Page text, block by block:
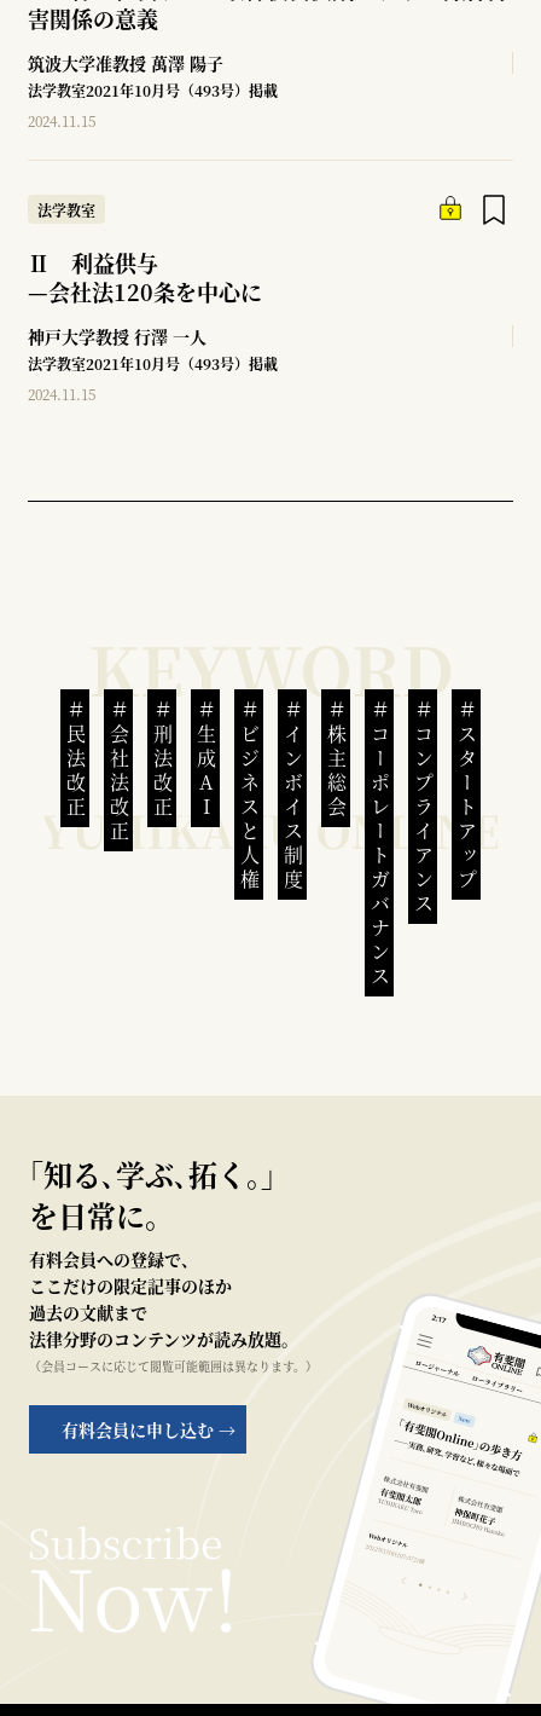
害関係の意義
筑波大学准教授 萬澤 陽子
法学教室2021年10月号（493号）掲載
2024.11.15
法学教室
Ⅱ 利益供与
—会社法120条を中心に
神戸大学教授 行澤 一人
法学教室2021年10月号（493号）掲載
2024.11.15
民法改正 会社法改正 刑法改正 生成AI ビジネスと人権インボイス制度 株主総会 コーポレートガバナンスコンプライアンススタートアップ
｢知る､学ぶ､拓く｡｣
を日常に。
有料会員への登録で、
ここだけの限定記事のほか
過去の文献まで
法律分野のコンテンツが読み放題。
（会員コースに応じて閲覧可能範囲は異なります。）
有料会員に申し込む →